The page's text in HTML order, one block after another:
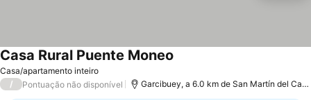
Casa/apartamento inteiro
Casa Rural Puente Moneo
/ Pontuação não disponível Garcibuey, a 6.0 km de San Martín del